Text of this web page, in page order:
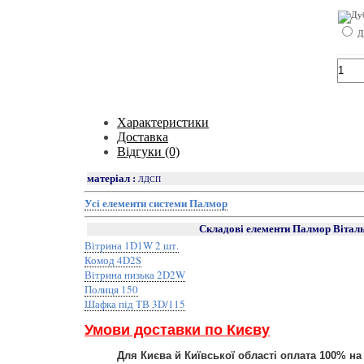
Характеристики
Доставка
Відгуки (0)
матеріал : ЛДСП
Усі елементи системи Палмор
Складові елементи Палмор
Вітрина 1D1W 2 шт.
Комод 4D2S
Вітрина низька 2D2W
Полиця 150
Шафка під ТВ 3D/115
Умови доставки по Києву
Для Києва й Київської області оплата 100%